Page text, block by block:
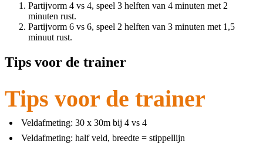
Partijvorm 4 vs 4, speel 3 helften van 4 minuten met 2
minuten rust.
Partijvorm 6 vs 6, speel 2 helften van 3 minuten met 1,5
minuut rust.
Tips voor de trainer
Tips voor de trainer
Veldafmeting: 30 x 30m bij 4 vs 4
Veldafmeting: half veld, breedte = stippellijn